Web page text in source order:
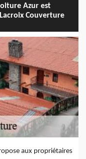
Azur est
Couverture
aux propriétaires